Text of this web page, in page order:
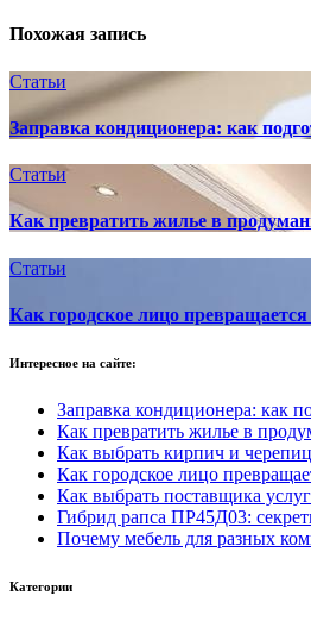
Похожая запись
Статьи
Заправка кондиционера: как
Статьи
Как превратить жилье в
Статьи
Как городское лицо
Интересное на сайте:
Заправка кондиционера: как
Как превратить жилье в
Как выбрать кирпич и
Как городское лицо
Как выбрать поставщика
Гибрид рапса ПР45Д03:
Почему мебель для разных
Категории